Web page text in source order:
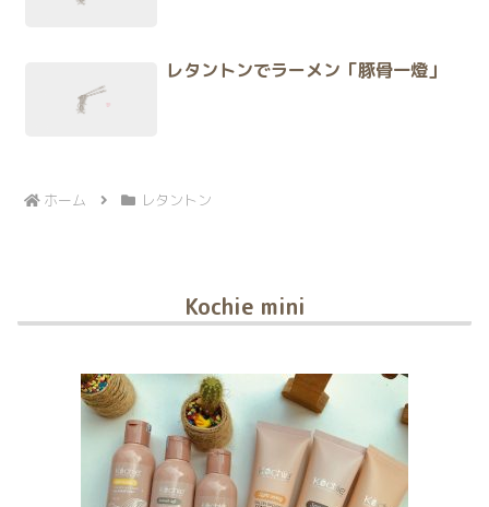
レタントンでラーメン「豚骨一燈」
ホーム レタントン
Kochie mini